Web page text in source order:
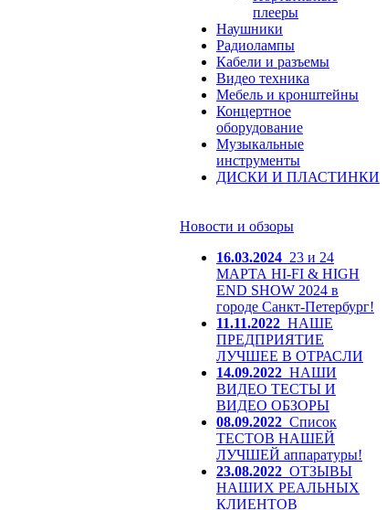
плееры
Наушники
Радиолампы
Кабели и разъемы
Видео техника
Мебель и кронштейны
Концертное
оборудование
Музыкальные
инструменты
ДИСКИ И ПЛАСТИНКИ
Новости и обзоры
16.03.2024 23 и 24
МАРТА HI-FI & HIGH
END SHOW 2024 в
городе Санкт-Петербург!
11.11.2022 НАШЕ
ПРЕДПРИЯТИЕ
ЛУЧШЕЕ В ОТРАСЛИ
14.09.2022 НАШИ
ВИДЕО ТЕСТЫ И
ВИДЕО ОБЗОРЫ
08.09.2022 Список
ТЕСТОВ НАШЕЙ
ЛУЧШЕЙ аппаратуры!
23.08.2022 ОТЗЫВЫ
НАШИХ РЕАЛЬНЫХ
КЛИЕНТОВ